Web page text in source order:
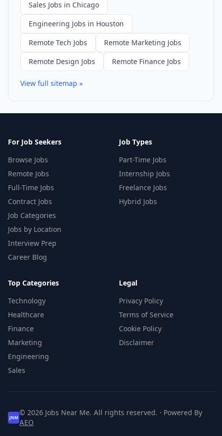
Sales Jobs in Chicago
Engineering Jobs in Houston
Remote Tech Jobs Remote Marketing Jobs
Remote Design Jobs Remote Finance Jobs
View full sitemap »
For Job Seekers
Browse Jobs
Remote Jobs
Full-Time Jobs
Contract Jobs
Job Categories
Jobs by Location
Interview Prep
Career Blog
Job Types
Part-Time Jobs
Internship Jobs
Freelance Jobs
Hybrid Jobs
Top Categories
Technology
Healthcare
Finance
Marketing
Engineering
Sales
Legal
Privacy Policy
Terms of Service
Cookie Policy
Disclaimer
JNM
© 2026 Jobs Near Me. All rights reserved. · Powered By
AEO